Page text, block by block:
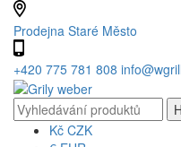
Prodejna Staré Město
+420 775 781 808
Kč CZK